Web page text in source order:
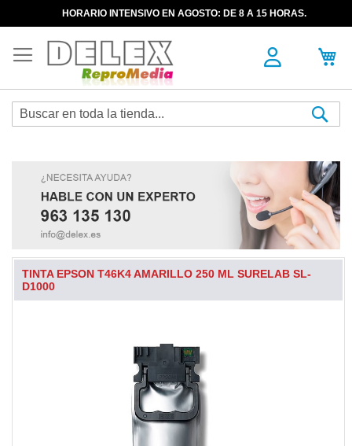
HORARIO INTENSIVO EN AGOSTO: DE 8 A 15 HORAS.
TINTA EPSON T46K4 AMARILLO 250 ML SURELAB SL-
D1000